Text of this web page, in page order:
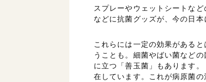
スプレーやウェットシートな
などに抗菌グッズが、今の日本
これらには一定の効果がある
うことも。細菌やばい菌など
に立つ「善玉菌」もあります
在しています。これが病原菌